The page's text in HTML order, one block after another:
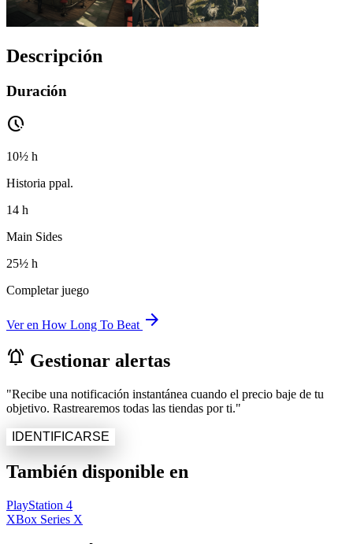
Descripción
Duración
pace
10½ h
Historia ppal.
14 h
Main Sides
25½ h
Completar juego
Ver en How Long To Beat arrow_forward
notifications_active Gestionar alertas
"Recibe una notificación instantánea cuando el precio baje de tu
objetivo. Rastrearemos todas las tiendas por ti."
IDENTIFICARSE
También disponible en
PlayStation 4
XBox Series X